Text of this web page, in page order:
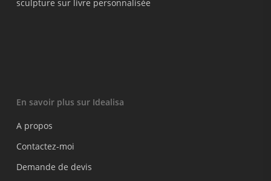
sculpture sur livre personnalisée
En savoir plus sur Idealisa
A propos
Contactez-moi
Demande de devis